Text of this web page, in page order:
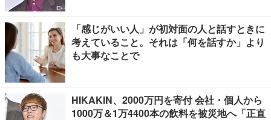
「感じがいい人」が初対面の人と話すときに
考えていること。それは「何を話すか」より
も大事なことで
HIKAKIN、2000万円を寄付 会社・個人から
1000万＆1万4400本の飲料を被災地へ「正直